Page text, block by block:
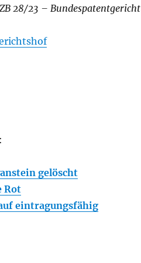
28/23 – Bundespatentgericht
gelöscht
Rot
eintragungsfähig